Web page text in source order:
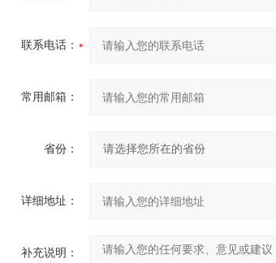
联系电话：
常用邮箱：
省份：
详细地址：
补充说明：